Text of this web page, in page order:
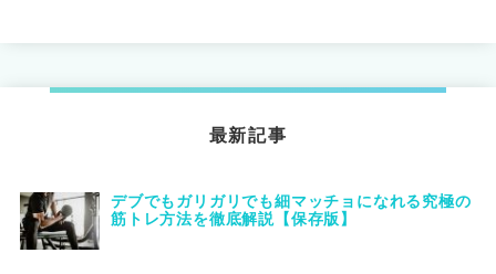
最新記事
デブでもガリガリでも細マッチョになれる究極の
筋トレ方法を徹底解説【保存版】